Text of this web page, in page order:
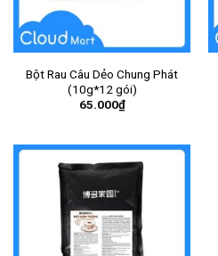
Bột Rau Câu Dẻo Chung Phát
(10g*12 gói)
65.000₫